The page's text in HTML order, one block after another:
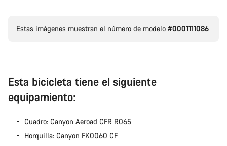
Estas imágenes muestran el número de modelo #0001111086
Esta bicicleta tiene el siguiente
equipamiento:
Cuadro: Canyon Aeroad CFR R065
Horquilla: Canyon FK0060 CF